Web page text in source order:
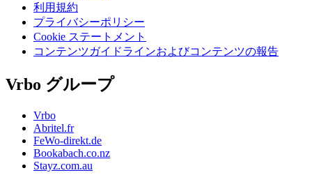
利用規約
プライバシーポリシー
Cookie ステートメント
コンテンツガイドラインおよびコンテンツの報告
Vrbo グループ
Vrbo
Abritel.fr
FeWo-direkt.de
Bookabach.co.nz
Stayz.com.au